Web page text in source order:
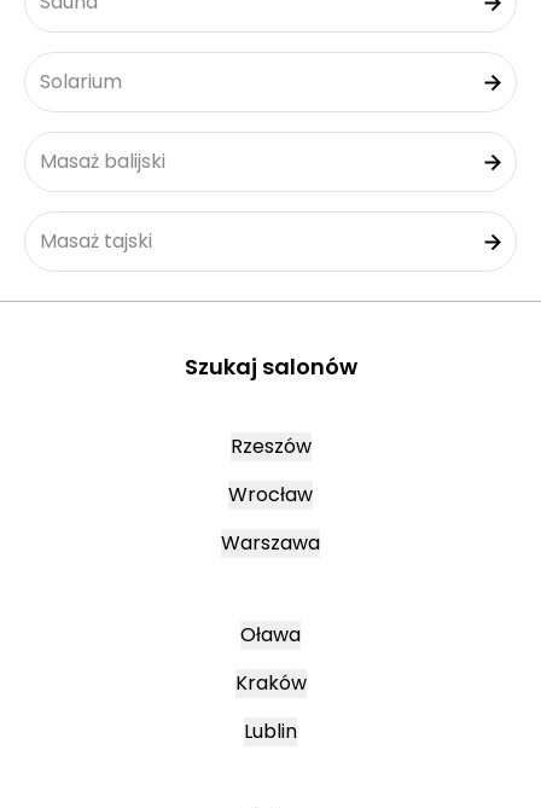
Solarium
Masaż balijski
Masaż tajski
Szukaj salonów
Rzeszów
Wrocław
Warszawa
Oława
Kraków
Lublin